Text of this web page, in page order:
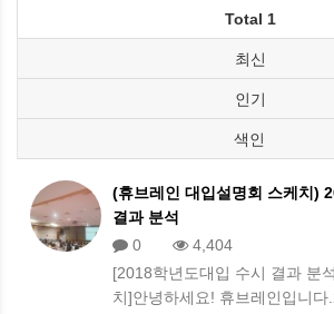
Total 1
최신
인기
색인
(휴브레인 대입설명회 스케치)
결과 분석
0
4,404
[2018학년도대입 수시 결과 분
치]안녕하세요! 휴브레인입니